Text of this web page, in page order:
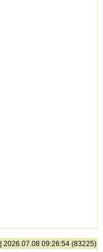
| 2026.07.08 09:26:54 (83225)